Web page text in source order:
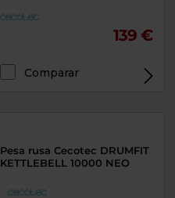
139 €
Comparar
Pesa rusa Cecotec DRUMFIT
KETTLEBELL 10000 NEO